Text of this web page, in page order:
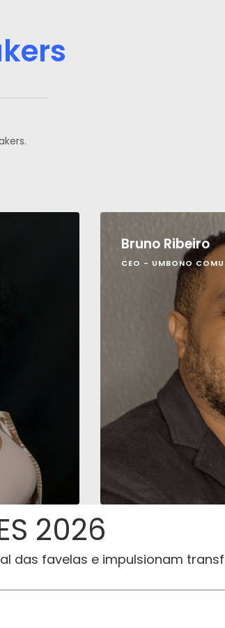
Bruno Ribeiro
CEO - UMBONO
2026
das favelas e impulsionam